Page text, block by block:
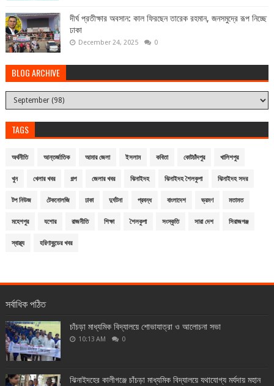
দীর্ঘ প্রতীক্ষার অবসান: কাল ফিরছেন তারেক রহমান, জনসমুদ্রে রূপ নিচ্ছে
ঢাকা
December 24, 2025 0
BLOG ARCHIVE
TAGS
অর্থনীতি আন্তর্জাতিক আমার জেলা ইসলাম কবিতা কোটচাঁদপুর খালিশপুর
খুন খেলার খবর গল্প জেলার খবর ঝিনাইদহ ঝিনাইদহ শৈলকুপা ঝিনাইদহ সদর
টপ নিউজ টেকনোলজি ঢাকা দুর্ঘটনা প্রবন্ধ বাংলাদেশ ভ্রমণ মতামত
মহেশপুর যশোর রাজনীতি শিক্ষা শৈলকুপা সংস্কৃতি সারা দেশ সিরাজগঞ্জ
স্বাস্থ্য হরিণাকুন্ডের খবর
সর্বাধিক পঠিত
চাঁচড়া মাধ্যমিক বিদ্যালয়ে শোভাযাত্রা ও আলোচনা সভা
10:13 AM 0
ঝিনাইদহের কালীগঞ্জে চাঁচড়া মাধ্যমিক বিদ্যালয়ে যথাযোগ্য মর্যদায় মহান